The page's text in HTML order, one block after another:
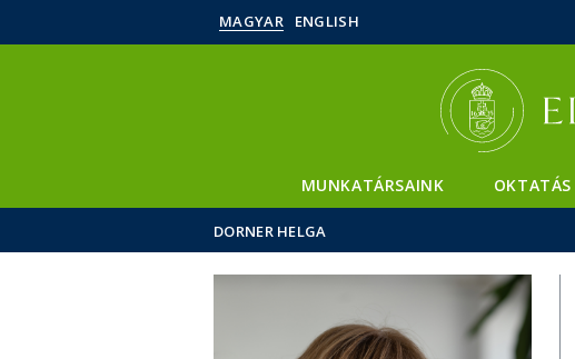
MAGYAR ENGLISH
MUNKATÁRSAINK OKTATÁS
DORNER HELGA